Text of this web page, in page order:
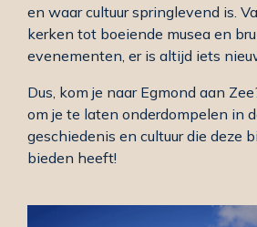
en waar cultuur springlevend is.
kerken tot boeiende musea en
evenementen, er is altijd iets
Dus, kom je naar Egmond aan
om je te laten onderdompelen in
geschiedenis en cultuur die deze
bieden heeft!